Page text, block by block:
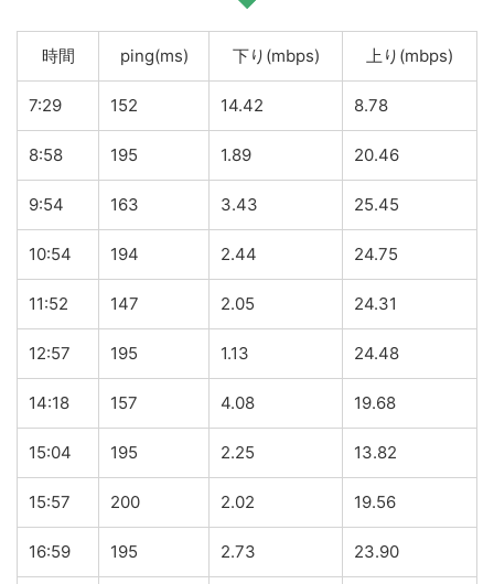
時間 ping(ms) 下り(mbps) 上り(mbps)
7:29 152 14.42 8.78
8:58 195 1.89 20.46
9:54 163 3.43 25.45
10:54 194 2.44 24.75
11:52 147 2.05 24.31
12:57 195 1.13 24.48
14:18 157 4.08 19.68
15:04 195 2.25 13.82
15:57 200 2.02 19.56
16:59 195 2.73 23.90